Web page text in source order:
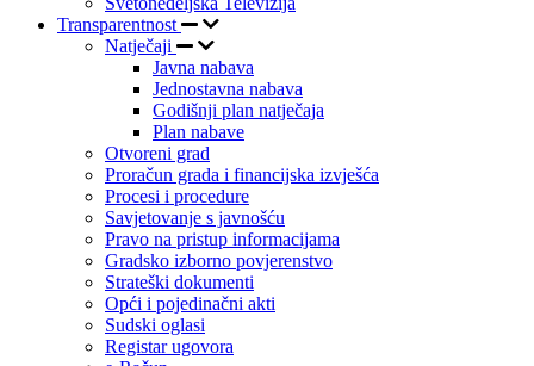
Transparentnost
Natječaji
Javna nabava
Jednostavna nabava
Godišnji plan natječaja
Plan nabave
Otvoreni grad
Proračun grada i financijska izvješća
Procesi i procedure
Savjetovanje s javnošću
Pravo na pristup informacijama
Gradsko izborno povjerenstvo
Strateški dokumenti
Opći i pojedinačni akti
Sudski oglasi
Registar ugovora